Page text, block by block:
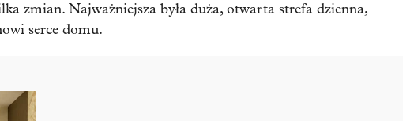
zmian. Najważniejsza była duża, otwarta strefa dzienna,
serce domu.